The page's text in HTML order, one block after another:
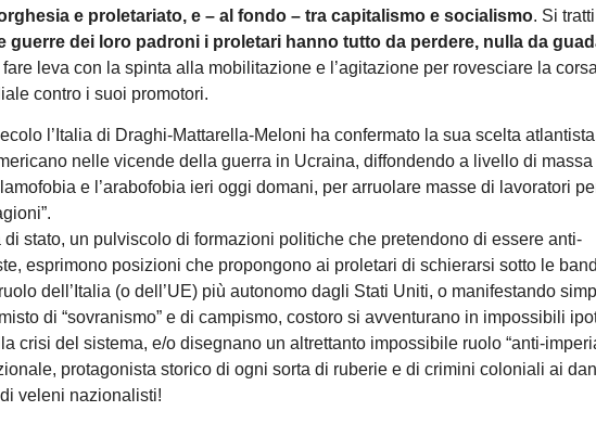
e proletariato, e – al fondo – tra capitalismo e socialismo. Si tratti
guerre dei loro padroni i proletari hanno tutto da perdere, nulla da
leva con la spinta alla mobilitazione e l’agitazione per rovesciare la
contro i suoi promotori.
l’Italia di Draghi-Mattarella-Meloni ha confermato la sua scelta
nelle vicende della guerra in Ucraina, diffondendo a livello di
e l’arabofobia ieri oggi domani, per arruolare masse di lavoratori
stato, un pulviscolo di formazioni politiche che pretendono di essere anti-
esprimono posizioni che propongono ai proletari di schierarsi sotto le
dell’Italia (o dell’UE) più autonomo dagli Stati Uniti, o manifestando
di “sovranismo” e di campismo, costoro si avventurano in impossibili
crisi del sistema, e/o disegnano un altrettanto impossibile ruolo “anti-
protagonista storico di ogni sorta di ruberie e di crimini coloniali ai
veleni nazionalisti!